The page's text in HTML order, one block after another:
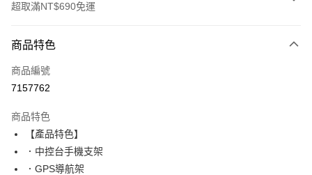
超取滿NT$690免運
信用卡一次付款
超商取貨付款
Apple Pay
街口支付
商品特色
商品編號
7157762
商品特色
【產品特色】
．中控台手機支架
．GPS導航架